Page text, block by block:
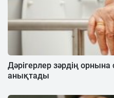
Дәрігерлер зәрдің
анықтады